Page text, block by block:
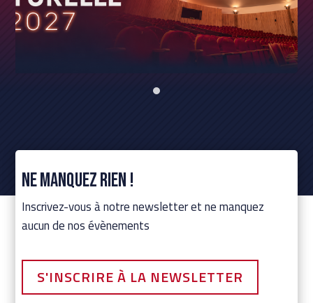
Ne manquez rien !
Inscrivez-vous à notre newsletter et ne manquez
aucun de nos évènements
S'INSCRIRE À LA NEWSLETTER